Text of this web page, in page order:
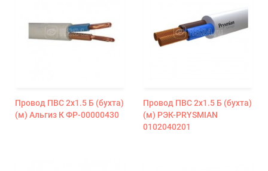
Провод ПВС 2х1.5 Б (бухта)
(м) Альгиз К ФР-00000430
Провод ПВС 2х1.5 Б (бухта)
(м) РЭК-PRYSMIAN
0102040201